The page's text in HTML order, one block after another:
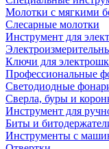
Молотки с мягкими
Слесарные молотки
Инструмент для
Ключи для
Профессиональные
Светодиодные
Сверла, буры и
Инструмент для
Биты и
Инструменты с